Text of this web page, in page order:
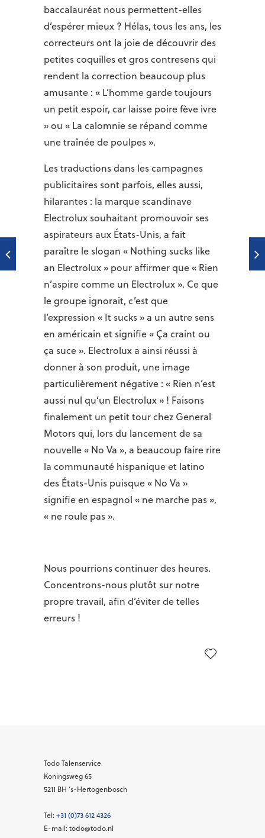
baccalauréat nous permettent-elles
d’espérer mieux ? Hélas, tous les ans, les
correcteurs ont la joie de découvrir des
petites coquilles et gros contresens qui
rendent la correction beaucoup plus
amusante : « L’homme garde toujours
un petit espoir, car laisse poire fève ivre
» ou « La calomnie se répand comme
une traînée de poulpes ».
Les traductions dans les campagnes
publicitaires sont parfois, elles aussi,
hilarantes : la marque scandinave
Electrolux souhaitant promouvoir ses
aspirateurs aux États-Unis, a fait
paraître le slogan « Nothing sucks like
an Electrolux » pour affirmer que « Rien
n’aspire comme un Electrolux ». Ce que
le groupe ignorait, c’est que
l’expression « It sucks » a un autre sens
en américain et signifie « Ça craint ou
ça suce ». Electrolux a ainsi réussi à
donner à son produit, une image
particulièrement négative : « Rien n’est
aussi nul qu’un Electrolux » ! Faisons
finalement un petit tour chez General
Motors qui, lors du lancement de sa
nouvelle « No Va », a beaucoup faire rire
la communauté hispanique et latino
des États-Unis puisque « No Va »
signifie en espagnol « ne marche pas »,
« ne roule pas ».
Nous pourrions continuer des heures.
Concentrons-nous plutôt sur notre
propre travail, afin d’éviter de telles
erreurs !
Todo Talenservice
Koningsweg 65
5211 BH ‘s-Hertogenbosch
Tel: +31 (0)73 612 4326
E-mail: todo@todo.nl